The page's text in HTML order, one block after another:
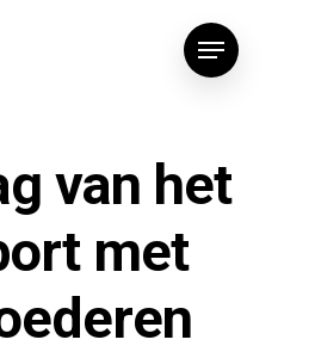
Menu
van het
met